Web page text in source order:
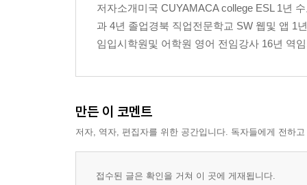
8. 학생용기본 제63회 한국사능력검정시험 문제지
9. 학생용기본 제64회 한국사능력검정시험 문제지
10. 학생용기본 제66회 한국사능력검정시험 문제
저자소개미국 CUYAMACA college ESL 1년
과 4년 졸업경북 직업전문학교 SW 웹및 앱 1
임입시학원및 어학원 영어 전임강사 16년 역
만든 이 코멘트
저자, 역자, 편집자를 위한 공간입니다. 독자들에게 전하
접수된 글은 확인을 거쳐 이 곳에 게재됩니다.